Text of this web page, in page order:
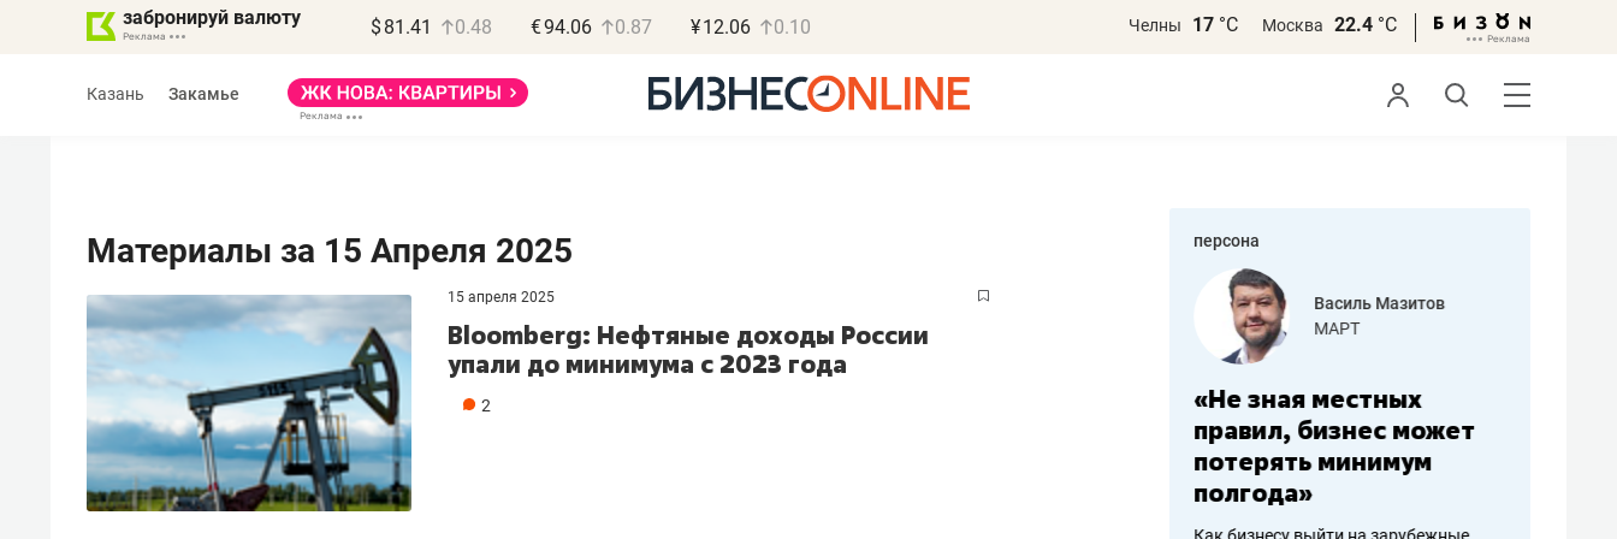
забронируй валюту $ 81.41 0.48 €94.06 0.87 ¥12.06 0.10 Челны 17 °С Москва 22.4 °С
Казань Закамье
Материалы за 15 Апреля 2025
15 апреля 2025
Bloomberg: Нефтяные доходы России
упали до минимума с 2023 года
2
персона
Василь Мазитов
МАРТ
«Не зная местных
правил, бизнес может
потерять минимум
полгода»
«Готовые решения»
Василь Мазитов
МАРТ
«Не зная местных
правил, бизнес может
потерять минимум
полгода»